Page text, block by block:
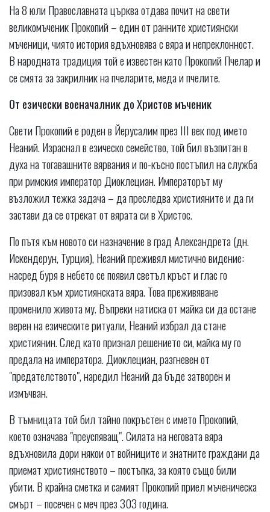
На 8 юли Православната църква отдава почит на свети
великомъченик Прокопий – един от ранните християнски
мъченици, чиято история вдъхновява с вяра и непреклонност.
В народната традиция той е известен като Прокопий Пчелар и
се смята за закрилник на пчеларите, меда и пчелите.
От езически военачалник до Христов мъченик
Свети Прокопий е роден в Йерусалим през III век под името
Неаний. Израснал в езическо семейство, той бил възпитан в
духа на тогавашните вярвания и по-късно постъпил на служба
при римския император Диоклециан. Императорът му
възложил тежка задача – да преследва християните и да ги
застави да се отрекат от вярата си в Христос.
По пътя към новото си назначение в град Александрета (дн.
Искендерун, Турция), Неаний преживял мистично видение:
насред буря в небето се появил светъл кръст и глас го
призовал към християнската вяра. Това преживяване
променило живота му. Въпреки натиска от майка си да остане
верен на езическите ритуали, Неаний избрал да стане
християнин. След като признал решението си, майка му го
предала на императора. Диоклециан, разгневен от
"предателството", наредил Неаний да бъде затворен и
измъчван.
В тъмницата той бил тайно покръстен с името Прокопий,
което означава "преуспяващ". Силата на неговата вяра
вдъхновила дори някои от войниците и знатните граждани да
приемат християнството – постъпка, за която също били
убити. В крайна сметка и самият Прокопий приел мъченическа
смърт – посечен с меч през 303 година.